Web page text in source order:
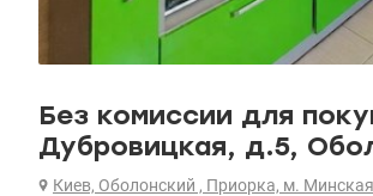
Без комиссии для
Дубровицкая, д.5,
Киев, Оболонский , Приорка, м. Минская